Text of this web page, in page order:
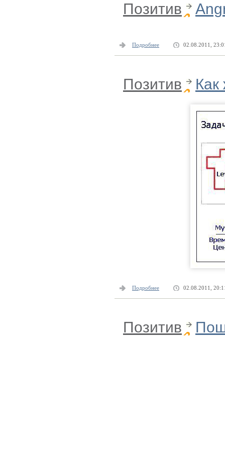
Позитив
Подробнее 02.08.2011,
Позитив
Подробнее 02.08.2011,
Позитив